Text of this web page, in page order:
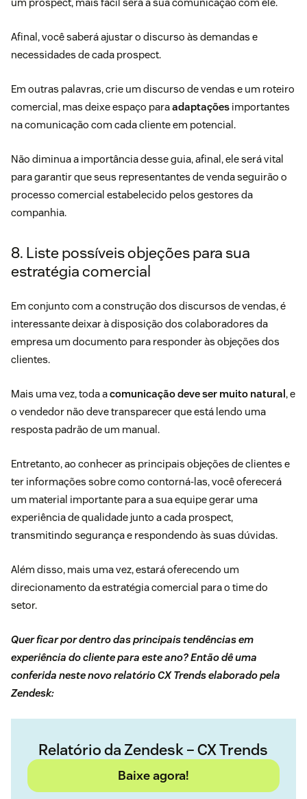
Afinal, você saberá ajustar o discurso às demandas e
necessidades de cada prospect.
Em outras palavras, crie um discurso de vendas e um roteiro
comercial, mas deixe espaço paraadaptações importantes
na comunicação com cada cliente em potencial.
Não diminua a importância desse guia, afinal, ele será vital
para garantir que seus representantes de venda seguirão o
processo comercial estabelecido pelos gestores da
companhia.
8. Liste possíveis objeções para sua
estratégia comercial
Em conjunto com a construção dos discursos de vendas, é
interessante deixar à disposição dos colaboradores da
empresa um documento para responder às objeções dos
clientes.
Mais uma vez, toda acomunicação deve ser muito natural , e
o vendedor não deve transparecer que está lendo uma
resposta padrão de um manual.
Entretanto, ao conhecer as principais objeções de clientes e
ter informações sobre como contorná-las, você oferecerá
um material importante para a sua equipe gerar uma
experiência de qualidade junto a cada prospect,
transmitindo segurança e respondendo às suas dúvidas.
Além disso, mais uma vez, estará oferecendo um
direcionamento da estratégia comercial para o time do
setor.
Quer ficar por dentro das principais tendências em
experiência do cliente para este ano? Então dê uma
conferida neste novo relatório CX Trends elaborado pela
Zendesk:
Relatório da Zendesk – CX Trends
Baixe agora!